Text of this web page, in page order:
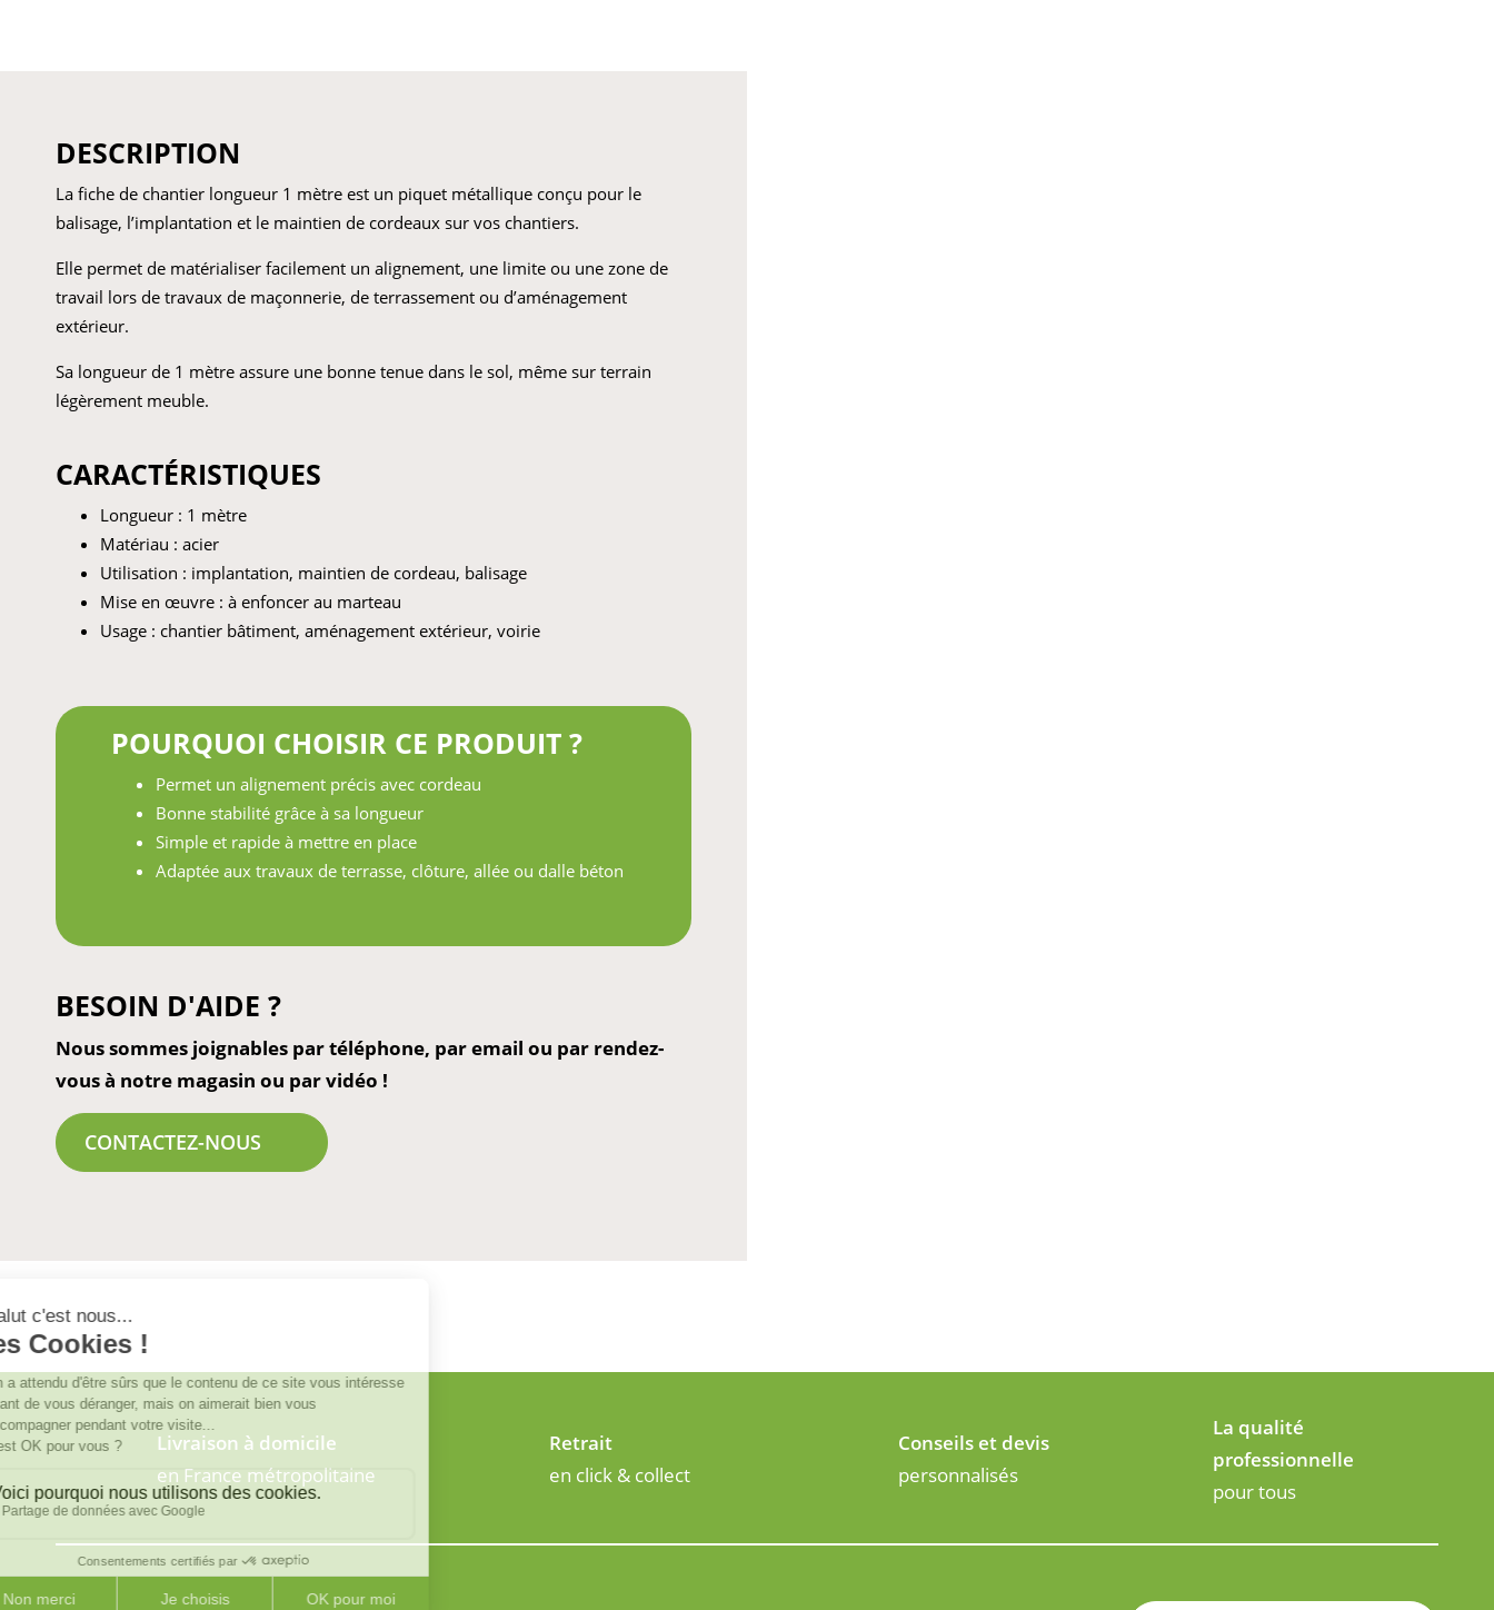
DESCRIPTION
La fiche de chantier longueur 1 mètre est un piquet métallique conçu pour le
balisage, l’implantation et le maintien de cordeaux sur vos chantiers.
Elle permet de matérialiser facilement un alignement, une limite ou une zone de
travail lors de travaux de maçonnerie, de terrassement ou d’aménagement
extérieur.
Sa longueur de 1 mètre assure une bonne tenue dans le sol, même sur terrain
légèrement meuble.
CARACTÉRISTIQUES
Longueur : 1 mètre
Matériau : acier
Utilisation : implantation, maintien de cordeau, balisage
Mise en œuvre : à enfoncer au marteau
Usage : chantier bâtiment, aménagement extérieur, voirie
POURQUOI CHOISIR CE PRODUIT ?
Permet un alignement précis avec cordeau
Bonne stabilité grâce à sa longueur
Simple et rapide à mettre en place
Adaptée aux travaux de terrasse, clôture, allée ou dalle béton
BESOIN D'AIDE ?
Nous sommes joignables par téléphone, par email ou par rendez-
vous à notre magasin ou par vidéo !
CONTACTEZ-NOUS
Livraison à domicile
en France métropolitaine
Retrait
en click & collect
Conseils et devis
personnalisés
La qualité
professionnelle
pour tous